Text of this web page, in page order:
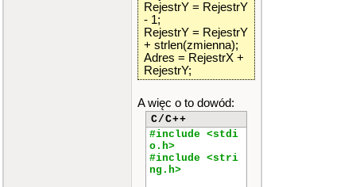
RejestrY = RejestrY
- 1;
RejestrY = RejestrY
+ strlen(zmienna);
Adres = RejestrX +
RejestrY;
A więc o to dowód:
C/C++
#include <stdi
o.h>
#include <stri
ng.h>